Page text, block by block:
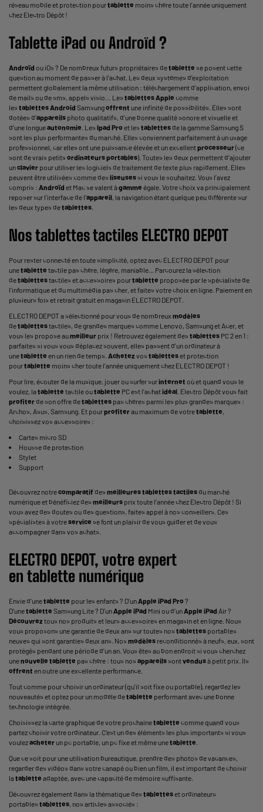
réseau mobile et protection pourtablette moins chère toute l'année uniquement
chez Electro Dépôt !
Tablette iPad ou Androïd ?
Androïd ou iOs ? De nombreux futurs propriétaires detablette se posent cette
question au moment de passer à l’achat. Les deux systèmes d’exploitation
permettent globalement la même utilisation : téléchargement d’application, envoi
de mails ou de sms, appels visio… Les tablettesApple comme
les tablettesAndroid Samsungoffrent une infinité de possibilités. Elles sont
dotées d’appareils photo qualitatifs, d’une bonne qualité sonore et visuelle et
d’une longueautonomie. Les Ipad Pro et les tablettesde la gamme Samsung S
sont les plus performantes du marché. Elles conviennent parfaitement à un usage
professionnel, car elles ont une puissance élevée et un excellentprocesseur(ce
sont de vrais petits ordinateurs portables). Toutes les deux permettent d’ajouter
unclavier pour utiliser les logiciels de traitement de texte plus rapidement. Elles
peuvent être utilisées comme des liseusessi vous le souhaitez. Vous l’avez
compris : Androïd et Mac se valent àgamme égale. Votre choix va principalement
reposer sur l’interface de l’appareil, la navigation étant quelque peu différente sur
les deux types detablettes.
Nostablettestactiles ELECTRO DEPOT
Pour rester connecté en toute simplicité, optez avec ELECTRO DEPOT pour
unetablette tactile pas chère, légère, maniable... Parcourez la sélection
detablettestactiles et accessoires pourtablette proposée par le spécialiste de
l'informatique et du multimédia pas cher, et faites votre choix en ligne. Paiement en
plusieurs fois et retrait gratuit en magasin ELECTRO DEPOT.
ELECTRO DEPOT a sélectionné pour vous de nombreux modèles
detablettestactiles, de grandes marques comme Lenovo, Samsung et Acer, et
vous les propose aumeilleur prix ! Retrouvez également des tablettes PC 2 en 1 :
parfaites si vous vous déplacez souvent, elles passent d'un ordinateur à
unetablette en un rien de temps. Achetez vos tabletteset protection
pourtablette moins cher toute l'année uniquement chez ELECTRO DEPOT !
Pour lire, écouter de la musique, jouer ou surfer surinternet où et quand vous le
voulez, latablette tactile outablette PC est l'achatidéal. Electro Dépôt vous fait
profiterde son offre detablettes pas chères parmi les plus grandes marques :
Archos, Asus, Samsung. Et pourprofiterau maximum de votretablette,
choisissez vos accessoires :
Cartes micro SD
Housse de protection
Stylet
Support
Découvrez notrecomparatifdes meilleures tablettes tactilesdu marché
numérique et bénéficiez des meilleurs prix toute l’année chez Electro Dépôt ! Si
vous avez des doutes ou des questions, faites appel à nos conseillers. Ces
spécialistes à votreservice se font un plaisir de vous guider et de vous
accompagner dans vos achats.
ELECTRO DEPOT, votre expert
en tablette numérique
Envie d’unetablette pour les enfants ? D’unApple iPad Pro ?
D’unetablette Samsung Lite ? D’unApple iPad Mini ou d’unApple iPad Air ?
Découvrez tous nos produits et leurs accessoires en magasin et en ligne. Nous
vous proposons une garantie de deux ans sur toutes nos tablettes portables
neuves qui sont garanties deux ans. Nos modèles reconditionnés à neufs, eux, sont
protégés pendant une période d’un an. Vous êtes au bon endroit si vous cherchez
unenouvelle tablette pas chère : tous nos appareilssontvendusà petit prix. Ils
offrent en outre une excellente performance.
Tout comme pour choisir un ordinateur (qu’il soit fixe ou portable), regardez les
nouveautés et optez pour un modèle detablette performant avec une bonne
technologie intégrée.
Choisissez la carte graphique de votre prochainetablette comme quand vous
partez choisir votre ordinateur. C’est un des éléments les plus importants si vous
voulezacheter un pc portable, un pc fixe et même unetablette.
Que ce soit pour une utilisation bureautique, prendre des photos de vacances,
regarder des vidéos dans votre canapé ou bien un film, il est important de choisir
latablette adaptée, avec une capacité de mémoire suffisante.
Découvrez également dans la thématique des tabletteset ordinateurs
portables tablettes, nos articles associés :